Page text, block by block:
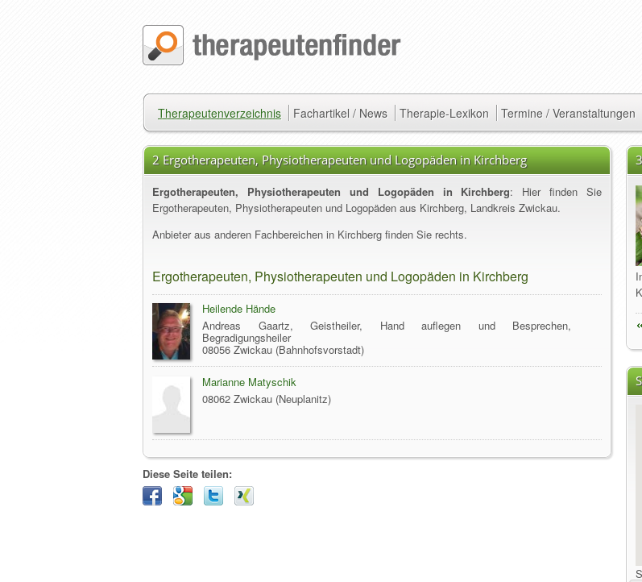
Therapeutenverzeichnis Fachartikel / News Therapie-Lexikon Termine / Veranstaltungen
2 Ergotherapeuten, Physiotherapeuten und Logopäden in Kirchberg
Ergotherapeuten, Physiotherapeuten und Logopäden in Kirchberg: Hier finden Sie
Ergotherapeuten, Physiotherapeuten und Logopäden aus Kirchberg, Landkreis Zwickau.
Anbieter aus anderen Fachbereichen in Kirchberg finden Sie rechts.
Ergotherapeuten, Physiotherapeuten und Logopäden in Kirchberg
Heilende Hände
Andreas Gaartz, Geistheiler, Hand auflegen und Besprechen,
Begradigungsheiler
08056 Zwickau (Bahnhofsvorstadt)
Marianne Matyschik
08062 Zwickau (Neuplanitz)
Diese Seite teilen: